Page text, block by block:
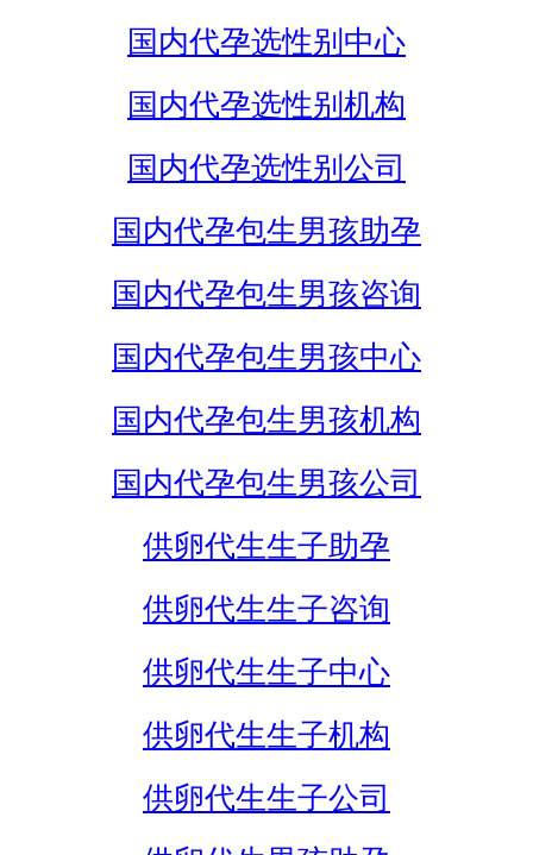
国内代孕选性别中心
国内代孕选性别机构
国内代孕选性别公司
国内代孕包生男孩助孕
国内代孕包生男孩咨询
国内代孕包生男孩中心
国内代孕包生男孩机构
国内代孕包生男孩公司
供卵代生生子助孕
供卵代生生子咨询
供卵代生生子中心
供卵代生生子机构
供卵代生生子公司